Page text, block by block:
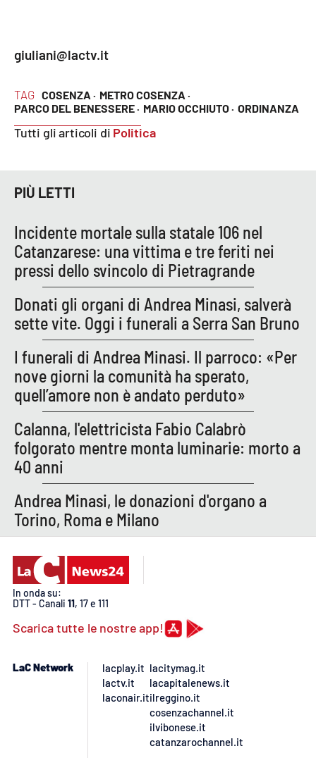
TAG COSENZA · METRO COSENZA ·
PARCO DEL BENESSERE · MARIO OCCHIUTO · ORDINANZA
Tutti gli articoli di Politica
giuliani@lactv.it
PIÙ LETTI
Incidente mortale sulla statale 106 nel
Catanzarese: una vittima e tre feriti nei
pressi dello svincolo di Pietragrande
Donati gli organi di Andrea Minasi, salverà
sette vite. Oggi i funerali a Serra San Bruno
I funerali di Andrea Minasi. Il parroco: «Per
nove giorni la comunità ha sperato,
quell’amore non è andato perduto»
Calanna, l'elettricista Fabio Calabrò
folgorato mentre monta luminarie: morto a
40 anni
Andrea Minasi, le donazioni d'organo a
Torino, Roma e Milano
In onda su:
DTT - Canali 11, 17 e 111
Scarica tutte le nostre app!
LaC Network
lacplay.it
lactv.it
laconair.it
lacitymag.it
lacapitalenews.it
ilreggino.it
cosenzachannel.it
ilvibonese.it
catanzarochannel.it